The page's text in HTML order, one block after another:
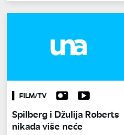
FILM/TV
Spilberg i Džulija Roberts
nikada više neće